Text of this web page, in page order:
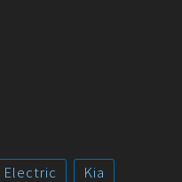
Electric
Kia